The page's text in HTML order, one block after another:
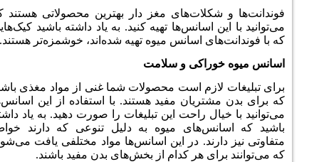
مغز دار بهترین محصولاتی هستند که
تهیه کنید. به یاد داشته باشید کیک‌هایی
اسانس میوه تهیه شده‌‌اند، خوشمزه‌تر هستند.
و سلامت
است محصولات شما غنی از مواد مغذی باشند
مفید هستند. با استفاده از این اسانس‌ها
راحت این تبلیغات را صورت دهید. به یاد داشته
میوه به دلیل تنوعی که دارند خواص
در این اسانس‌ها مواد مختلفی یافت می‌شوند
هر کدام از بخش‌های بدن مفید باشند.